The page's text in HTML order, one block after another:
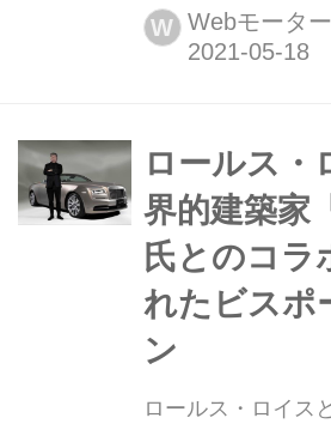
モーティブの社内
ョン部門であるマ
ーシングカラーを
の720Sを公開した
W Webモータ
ロールス・
界的建築家
氏とのコラ
れたビスポ
ン
ロールス・ロイス